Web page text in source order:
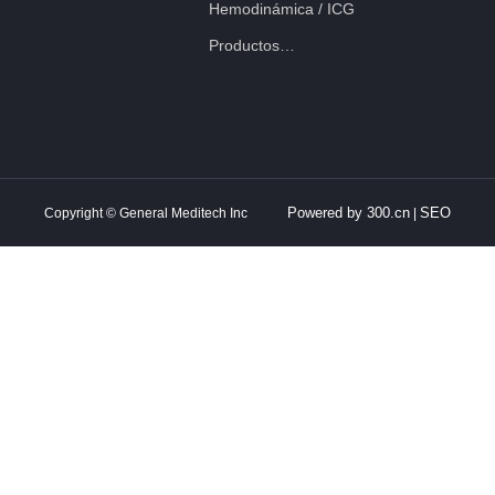
Hemodinámica / ICG
Productos
Copyright © General Meditech Inc Powered by 300.cn |SEO